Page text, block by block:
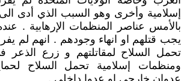
إسلامية وأخرى وهو السبب الذي أدى
بالأمس عناصر المنظمات الإرهابية .
يجب قتلهم او انهاء وجودهم . انهم لم
تحمل السلاح لمقاتلتهم و زرع
ومنظمات إسلامية تحمل السلاح